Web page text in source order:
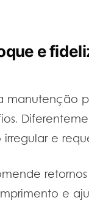
e
manutenção
e
e